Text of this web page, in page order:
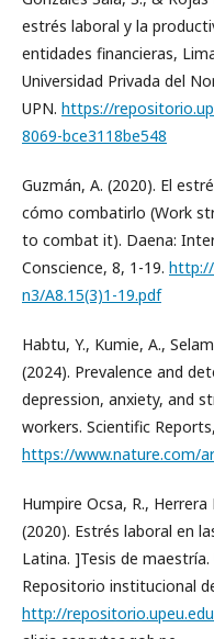
estrés laboral y la
entidades financieras,
Universidad Privada del
UPN. https://
8069-bce3118be548
Guzmán, A. (2020). El
cómo combatirlo (Work
to combat it). Daena:
Conscience, 8, 1-19.
n3/A8.15(3)1-19.pdf
Habtu, Y., Kumie, A.,
(2024). Prevalence and
depression, anxiety, and
workers. Scientific
https://www.nature.com/
Humpire Ocsa, R., Herrera
(2020). Estrés laboral en
Latina. ]Tesis de maestría.
Repositorio institucional
http://